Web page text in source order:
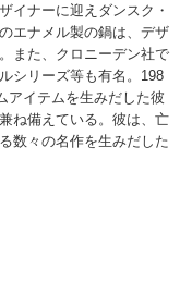
イナーに迎えダンスク・
エナメル製の鍋は、デザ
また、クロニーデン社で
シリーズ等も有名。198
アイテムを生みだした彼
ね備えている。彼は、亡
数々の名作を生みだした